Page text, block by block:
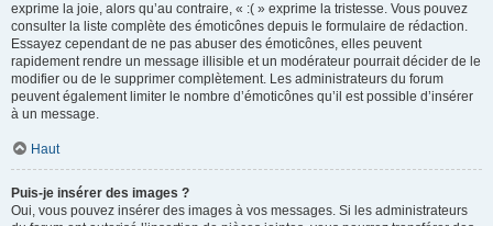
exprime la joie, alors qu’au contraire, « :( » exprime la tristesse. Vous pouvez
consulter la liste complète des émoticônes depuis le formulaire de rédaction.
Essayez cependant de ne pas abuser des émoticônes, elles peuvent
rapidement rendre un message illisible et un modérateur pourrait décider de le
modifier ou de le supprimer complètement. Les administrateurs du forum
peuvent également limiter le nombre d’émoticônes qu’il est possible d’insérer
à un message.
Haut
Puis-je insérer des images ?
Oui, vous pouvez insérer des images à vos messages. Si les administrateurs